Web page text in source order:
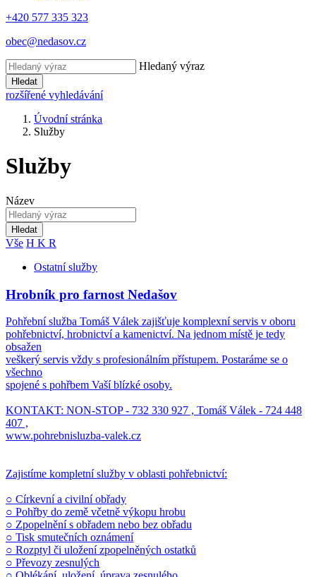
+420 577 335 323
obec@nedasov.cz
Hledaný výraz
Hledat
rozšířené vyhledávání
Úvodní stránka
Služby
Služby
Název
Hledat
Vše H K R
Ostatní služby
Hrobník pro farnost Nedašov
Pohřební služba Tomáš Válek zajišťuje komplexní servis v oboru
pohřebnictví, hrobnictví a kamenictví. Na jednom místě je tedy
obsažen
veškerý servis vždy s profesionálním přístupem. Postaráme se o
všechno
spojené s pohřbem Vaší blízké osoby.
KONTAKT: NON-STOP - 732 330 927 , Tomáš Válek - 724 448
407 ,
www.pohrebnisluzba-valek.cz
Zajistíme kompletní služby v oblasti pohřebnictví:
○ Církevní a civilní obřady
○ Pohřby do země včetně výkopu hrobu
○ Zpopelnění s obřadem nebo bez obřadu
○ Tisk smutečních oznámení
○ Rozptyl či uložení zpopelněných ostatků
○ Převozy zesnulých